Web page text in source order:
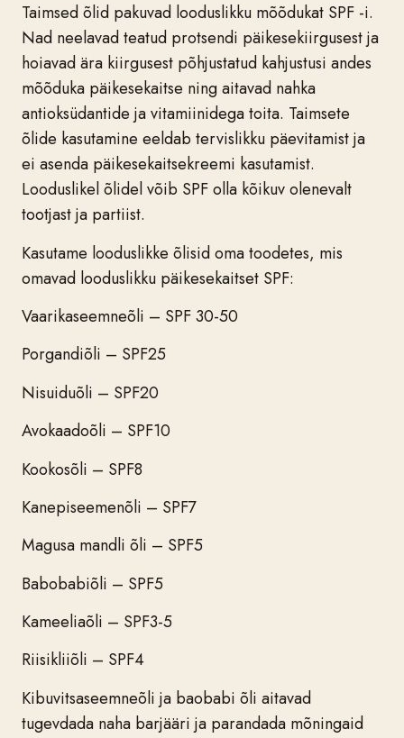
Taimsed õlid pakuvad looduslikku mõõdukat SPF -i.
Nad neelavad teatud protsendi päikesekiirgusest ja
hoiavad ära kiirgusest põhjustatud kahjustusi andes
mõõduka päikesekaitse ning aitavad nahka
antioksüdantide ja vitamiinidega toita. Taimsete
õlide kasutamine eeldab tervislikku päevitamist ja
ei asenda päikesekaitsekreemi kasutamist.
Looduslikel õlidel võib SPF olla kõikuv olenevalt
tootjast ja partiist.
Kasutame looduslikke õlisid oma toodetes, mis
omavad looduslikku päikesekaitset SPF:
Vaarikaseemneõli – SPF 30-50
Porgandiõli – SPF25
Nisuiduõli – SPF20
Avokaadoõli – SPF10
Kookosõli – SPF8
Kanepiseemenõli – SPF7
Magusa mandli õli – SPF5
Babobabiõli – SPF5
Kameeliaõli – SPF3-5
Riisikliiõli – SPF4
Kibuvitsaseemneõli ja baobabi õli aitavad
tugevdada naha barjääri ja parandada mõningaid